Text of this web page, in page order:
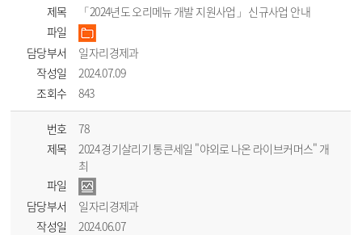
제목
「2024년도 오리메뉴 개발 지원사업」 신규사업 안내
파일
담당부서
일자리경제과
작성일
2024.07.09
조회수
843
번호
78
제목
2024 경기살리기 통큰세일 "야외로 나온 라이브커머스" 개
최
파일
담당부서
일자리경제과
작성일
2024.06.07